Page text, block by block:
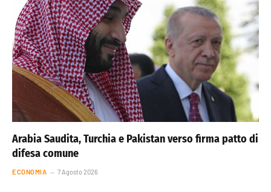
Arabia Saudita, Turchia e Pakistan verso firma patto di
difesa comune
ECONOMIA 7 Agosto 2026